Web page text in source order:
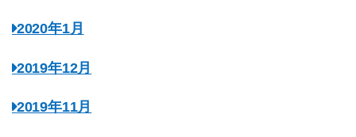
2020年1月
2019年12月
2019年11月